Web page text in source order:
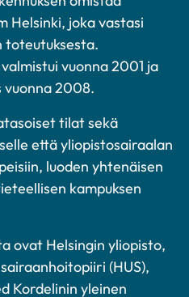
Helsinki, joka vastasi
toteutuksesta.
vuonna 2001 ja
vuonna 2008.
tilat sekä
että yliopistosairaalan
luoden yhtenäisen
kampuksen
ovat Helsingin yliopisto,
(HUS),
Kordelinin yleinen